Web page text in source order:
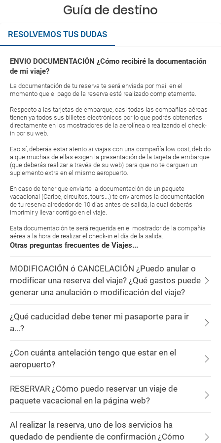
Guía de destino
RESOLVEMOS TUS DUDAS
ENVIO DOCUMENTACIÓN ¿Cómo recibiré la documentación
de mi viaje?
La documentación de tu reserva te será enviada por mail en el
momento que el pago de la reserva esté realizado completamente.
Respecto a las tarjetas de embarque, casi todas las compañías aéreas
tienen ya todos sus billetes electrónicos por lo que podrás obtenerlas
directamente en los mostradores de la aerolínea o realizando el check-
in por su web.
Eso sí, deberás estar atento si viajas con una compañía low cost, debido
a que muchas de ellas exigen la presentación de la tarjeta de embarque
(que deberás realizar a través de su web) para que no te carguen un
suplemento extra en el mismo aeropuerto.
En caso de tener que enviarte la documentación de un paquete
vacacional (Caribe, circuitos, tours...) te enviaremos la documentación
de tu reserva alrededor de 10 días antes de salida, la cual deberás
imprimir y llevar contigo en el viaje.
Esta documentación te será requerida en el mostrador de la compañía
aérea a la hora de realizar el check-in el día de la salida.
Otras preguntas frecuentes de Viajes...
MODIFICACIÓN ó CANCELACIÓN ¿Puedo anular o
modificar una reserva del viaje? ¿Qué gastos puede
generar una anulación o modificación del viaje?
¿Qué caducidad debe tener mi pasaporte para ir
a...?
¿Con cuánta antelación tengo que estar en el
aeropuerto?
RESERVAR ¿Cómo puedo reservar un viaje de
paquete vacacional en la página web?
Al realizar la reserva, uno de los servicios ha
quedado de pendiente de confirmación ¿Cómo